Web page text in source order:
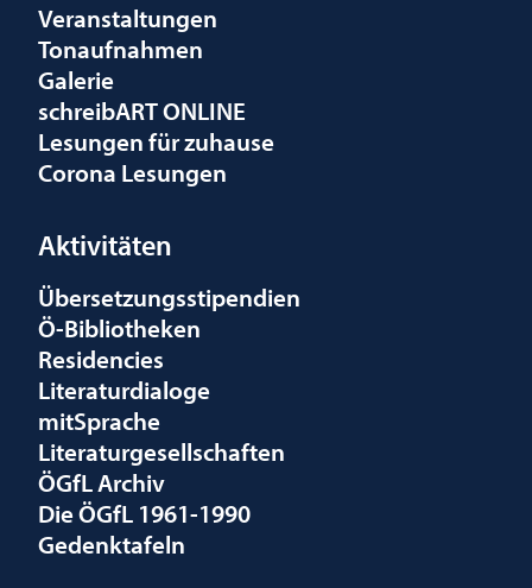
Veranstaltungen
Tonaufnahmen
Galerie
schreibART ONLINE
Lesungen für zuhause
Corona Lesungen
Aktivitäten
Übersetzungsstipendien
Ö-Bibliotheken
Residencies
Literaturdialoge
mitSprache
Literaturgesellschaften
ÖGfL Archiv
Die ÖGfL 1961-1990
Gedenktafeln